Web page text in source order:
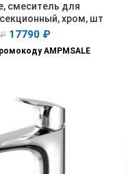
cмеситель для
хром, шт
17790 ₽
AMPMSALE